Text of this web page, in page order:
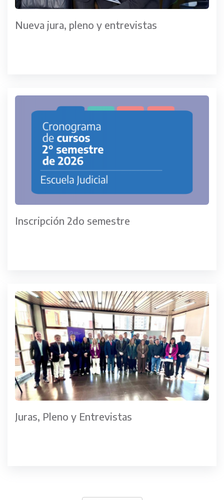
Nueva jura, pleno y entrevistas
Inscripción 2do semestre
Juras, Pleno y Entrevistas